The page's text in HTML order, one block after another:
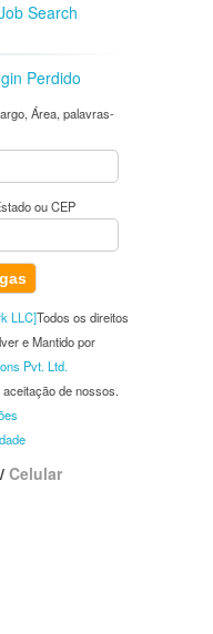
Perdido
Área, palavras-
ou CEP
LLC]Todos os direitos
e Mantido por
Pvt. Ltd.
de nossos.
/ Celular